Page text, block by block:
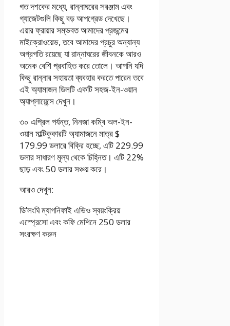
গত দশকের মধ্যে, রান্নাঘরের সরঞ্জাম এবং
গ্যাজেটগুলি কিছু বড় আপগ্রেড দেখেছে।
এয়ার ফ্রায়ার সম্ভবত আমাদের প্রজন্মের
মাইক্রোওয়েভ, তবে আমাদের প্রচুর অন্যান্য
অগ্রগতি রয়েছে যা রান্নাঘরের জীবনকে আরও
অনেক বেশি প্রবাহিত করে তোলে। আপনি যদি
কিছু রান্নার সহায়তা ব্যবহার করতে পারেন তবে
এই অ্যামাজন ডিলটি একটি সহজ-ইন-ওয়ান
অ্যাপ্লায়েন্সে দেখুন।
৩০ এপ্রিল পর্যন্ত, নিনজা কম্বি অল-ইন-
ওয়ান মাল্টিকুকারটি অ্যামাজনে মাত্র $
179.99 ডলারে বিক্রি হচ্ছে, এটি 229.99
ডলার সাধারণ মূল্য থেকে চিহ্নিত। এটি 22%
ছাড় এবং 50 ডলার সঞ্চয় করে।
আরও দেখুন:
ডি’লংঘি ম্যাগনিফাই এভিও স্বয়ংক্রিয়
এস্প্রেসো এবং কফি মেশিনে 250 ডলার
সংরক্ষণ করুন